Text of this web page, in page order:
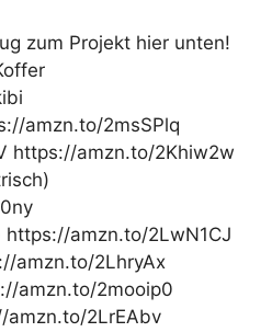
zum Projekt hier unten!
amzn.to/2msSPlq
https://amzn.to/2Khiw2w
amzn.to/2LwN1CJ
amzn.to/2LhryAx
amzn.to/2mooip0
2LrEAbv